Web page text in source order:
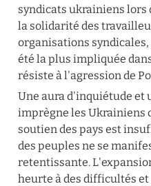
syndicats ukrainiens
la solidarité des
organisations
été la plus impliquée
résiste à l'agression de
Une aura d'inquiétude et
imprègne les Ukrainiens
soutien des pays est
des peuples ne se
retentissante.
heurte à des difficultés et